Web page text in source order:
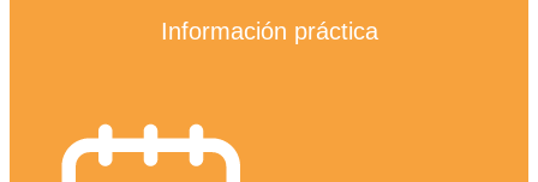
Información práctica